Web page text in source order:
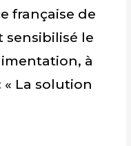
française de
sensibilisé le
à
La solution